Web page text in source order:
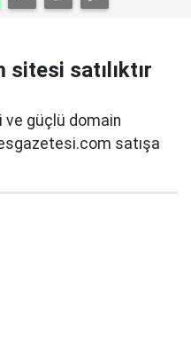
satılıktır
ve güçlü domain
satışa